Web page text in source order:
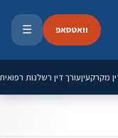
וואטסאפ ☰
מקרקעיןעורך דין רשלנות רפואית